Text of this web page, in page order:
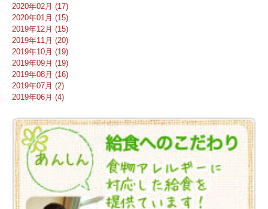
2020年02月 (17)
2020年01月 (15)
2019年12月 (15)
2019年11月 (20)
2019年10月 (19)
2019年09月 (19)
2019年08月 (16)
2019年07月 (2)
2019年06月 (4)